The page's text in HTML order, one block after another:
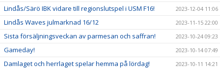
Lindås/Särö IBK vidare till regionslutspel i USM F16! 2023-12-04 11:06
Lindås Waves julmarknad 16/12 2023-11-15 22:00
Sista försäljningsveckan av parmesan och saffran! 2023-10-24 09:23
Gameday! 2023-10-14 07:49
Damlaget och herrlaget spelar hemma på lördag! 2023-10-11 14:21